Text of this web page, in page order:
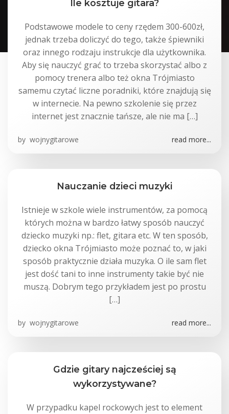
Ile kosztuje gitara?
Podstawowe modele to ceny rzędem 300-600zł,
jednak trzeba doliczyć do tego, także śpiewniki
oraz innego rodzaju instrukcje dla użytkownika.
Aby się nauczyć grać to trzeba skorzystać albo z
pomocy trenera albo też okna Trójmiasto
samemu czytać liczne poradniki, które znajdują się
w internecie. Na pewno szkolenie się przez
internet jest znacznie tańsze, ale nie ma […]
by wojnygitarowe read more...
Nauczanie dzieci muzyki
Istnieje w szkole wiele instrumentów, za pomocą
których można w bardzo łatwy sposób nauczyć
dziecko muzyki np.: flet, gitara etc. W ten sposób,
dziecko okna Trójmiasto może poznać to, w jaki
sposób praktycznie działa muzyka. O ile sam flet
jest dość tani to inne instrumenty takie być nie
muszą. Dobrym tego przykładem jest po prostu
[…]
by wojnygitarowe read more...
Gdzie gitary najcześciej są
wykorzystywane?
W przypadku kapel rockowych jest to element